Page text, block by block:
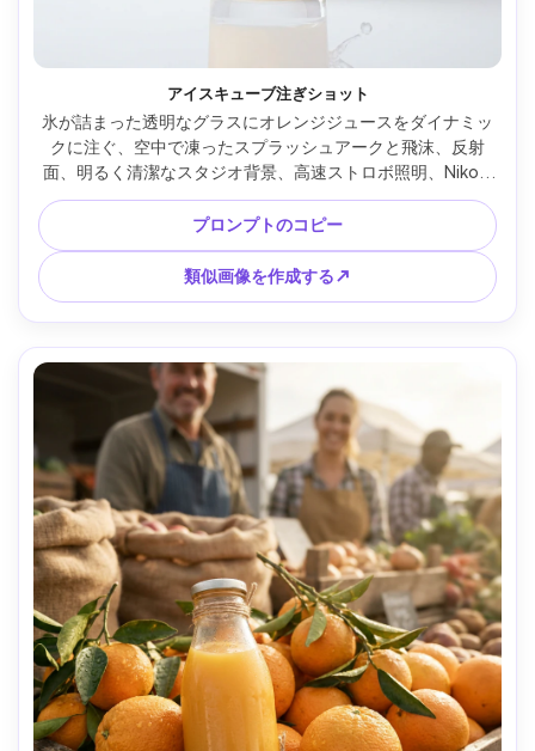
アイスキューブ注ぎショット
氷が詰まった透明なグラスにオレンジジュースをダイナミッ
クに注ぐ、空中で凍ったスプラッシュアークと飛沫、反射
面、明るく清潔なスタジオ背景、高速ストロボ照明、Nikon
D850で撮影、105mmレンズ、タックシャープな液体ディテ
ール、フォトリアルな飲料広告、テキストなし --ar 4:5
プロンプトのコピー
類似画像を作成する↗